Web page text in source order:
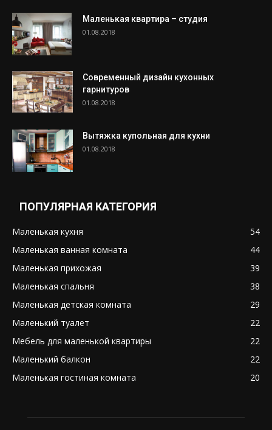
Маленькая квартира – студия
01.08.2018
Современный дизайн кухонных
гарнитуров
01.08.2018
Вытяжка купольная для кухни
01.08.2018
ПОПУЛЯРНАЯ КАТЕГОРИЯ
Маленькая кухня
54
Маленькая ванная комната
44
Маленькая прихожая
39
Маленькая спальня
38
Маленькая детская комната
29
Маленький туалет
22
Мебель для маленькой квартиры
22
Маленький балкон
22
Маленькая гостиная комната
20